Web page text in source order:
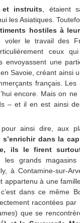
instruits , étaient
les Asiatiques.
hostiles à
voler le travail des
ceux
envoyassent une
Savoie, créant ainsi
français. Les
encore. Mais on ne
– et il en est ainsi
ainsi dire, aux
dans la
ils le firent
grands magasins
à Contamine-sur-
appartenu à une
dans ce même
racontées par
) que se